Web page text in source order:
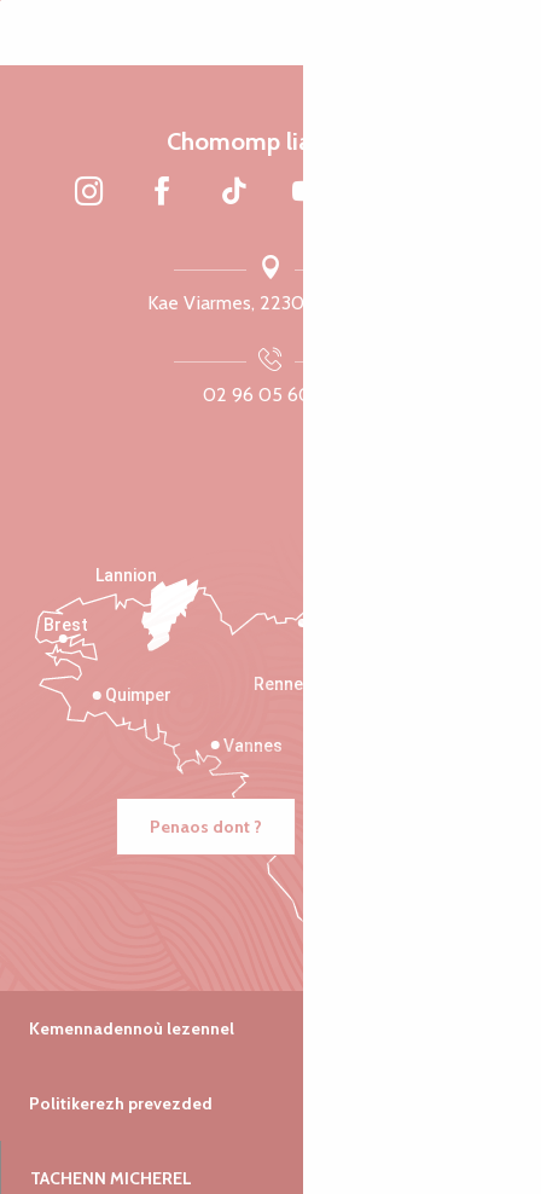
Chomomp liammet
Kae Viarmes, 22300 Lannuon
02 96 05 60 70
Rennes
Vannes
Quimper
Lannion
Brest
Penaos dont ?
Kemennadennoù lezennel
Politikerezh prevezded
TACHENN MICHEREL